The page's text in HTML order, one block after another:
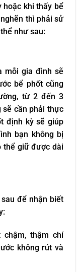
hoặc khi thấy bể
thì phải sử
như sau:
mỗi gia đình sẽ
bể phốt cũng
từ 2 đến 3
sẽ cần phải thực
định kỳ sẽ giúp
bạn không bị
thể giữ được dài
để nhận biết
chậm, thậm chí
không rút và